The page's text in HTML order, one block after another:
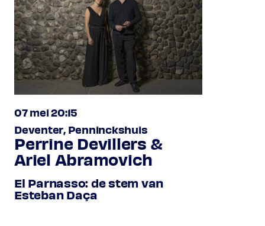
07 mei 20:15
Deventer, Penninckshuis
Perrine Devillers &
Ariel Abramovich
El Parnasso: de stem van
Esteban Daça